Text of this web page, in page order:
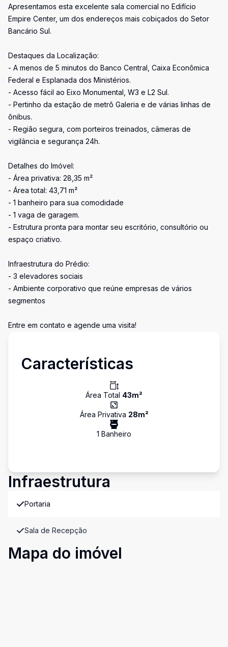
Apresentamos esta excelente sala comercial no Edifício
Empire Center, um dos endereços mais cobiçados do Setor
Bancário Sul.
Destaques da Localização:
- A menos de 5 minutos do Banco Central, Caixa Econômica
Federal e Esplanada dos Ministérios.
- Acesso fácil ao Eixo Monumental, W3 e L2 Sul.
- Pertinho da estação de metrô Galeria e de várias linhas de
ônibus.
- Região segura, com porteiros treinados, câmeras de
vigilância e segurança 24h.
Detalhes do Imóvel:
- Área privativa: 28,35 m²
- Área total: 43,71 m²
- 1 banheiro para sua comodidade
- 1 vaga de garagem.
- Estrutura pronta para montar seu escritório, consultório ou
espaço criativo.
Infraestrutura do Prédio:
- 3 elevadores sociais
- Ambiente corporativo que reúne empresas de vários
segmentos
Entre em contato e agende uma visita!
Características
Área Total 43m²
Área Privativa 28m²
1 Banheiro
Infraestrutura
Portaria
Sala de Recepção
Mapa do imóvel